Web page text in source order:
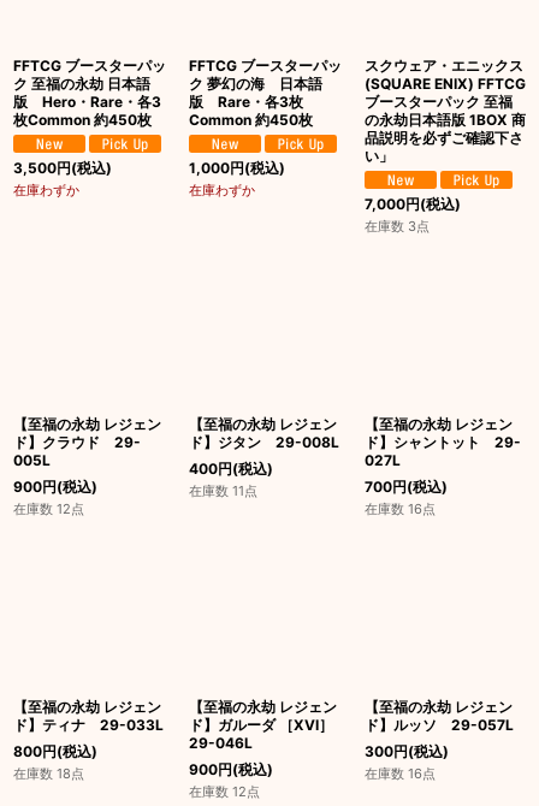
FFTCG ブースターパッ
ク 至福の永劫 日本語
版 Hero・Rare・各3
枚Common 約450枚
3,500円(税込)
在庫わずか
FFTCG ブースターパッ
ク 夢幻の海 日本語
版 Rare・各3枚
Common 約450枚
1,000円(税込)
在庫わずか
スクウェア・エニックス
(SQUARE ENIX) FFTCG
ブースターパック 至福
の永劫日本語版 1BOX 商
品説明を必ずご確認下さ
い」
7,000円(税込)
在庫数 3点
【至福の永劫 レジェン
ド】クラウド 29-
005L
900円(税込)
在庫数 12点
【至福の永劫 レジェン
ド】ジタン 29-008L
400円(税込)
在庫数 11点
【至福の永劫 レジェン
ド】シャントット 29-
027L
700円(税込)
在庫数 16点
【至福の永劫 レジェン
ド】ティナ 29-033L
800円(税込)
在庫数 18点
【至福の永劫 レジェン
ド】ガルーダ ［XVI］
29-046L
900円(税込)
在庫数 12点
【至福の永劫 レジェン
ド】ルッソ 29-057L
300円(税込)
在庫数 16点